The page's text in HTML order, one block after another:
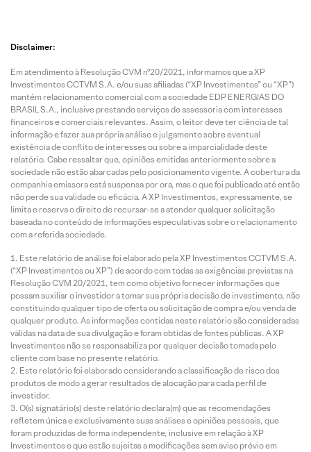
Disclaimer:
Em atendimento à Resolução CVM nº20/2021, informamos que a XP
Investimentos CCTVM S.A. e/ou suas afiliadas (“XP Investimentos” ou “XP”)
mantém relacionamento comercial com a sociedade EDP ENERGIAS DO
BRASIL S.A., inclusive prestando serviços de assessoria com interesses
financeiros e comerciais relevantes. Assim, o leitor deve ter ciência de tal
informação e fazer sua própria análise e julgamento sobre eventual
existência de conflito de interesses ou sobre a imparcialidade deste
relatório. Cabe ressaltar que, opiniões emitidas anteriormente sobre a
sociedade não estão abarcadas pelo posicionamento vigente. A cobertura da
companhia emissora está suspensa por ora, mas o que foi publicado até então
não perde sua validade ou eficácia. A XP Investimentos, expressamente, se
limita e reserva o direito de recursar-se a atender qualquer solicitação
baseada no conteúdo de informações especulativas sobre o relacionamento
com a referida sociedade.
Este relatório de análise foi elaborado pela XP Investimentos CCTVM S.A.
(“XP Investimentos ou XP”) de acordo com todas as exigências previstas na
Resolução CVM 20/2021, tem como objetivo fornecer informações que
possam auxiliar o investidor a tomar sua própria decisão de investimento, não
constituindo qualquer tipo de oferta ou solicitação de compra e/ou venda de
qualquer produto. As informações contidas neste relatório são consideradas
válidas na data de sua divulgação e foram obtidas de fontes públicas. A XP
Investimentos não se responsabiliza por qualquer decisão tomada pelo
cliente com base no presente relatório.
Este relatório foi elaborado considerando a classificação de risco dos
produtos de modo a gerar resultados de alocação para cada perfil de
investidor.
O(s) signatário(s) deste relatório declara(m) que as recomendações
refletem única e exclusivamente suas análises e opiniões pessoais, que
foram produzidas de forma independente, inclusive em relação à XP
Investimentos e que estão sujeitas a modificações sem aviso prévio em